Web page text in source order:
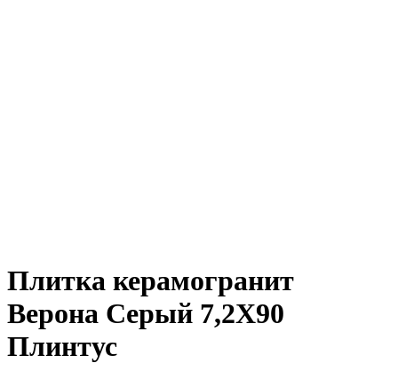
Плитка керамогранит
Верона Серый 7,2X90
Плинтус